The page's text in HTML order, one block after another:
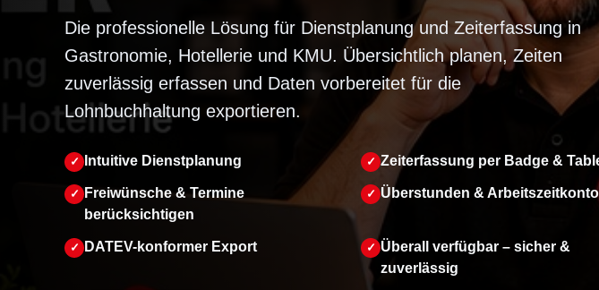
Die professionelle Lösung für Dienstplanung und Zeiterfassung in
Gastronomie, Hotellerie und KMU. Übersichtlich planen, Zeiten
zuverlässig erfassen und Daten vorbereitet für die
Lohnbuchhaltung exportieren.
Intuitive Dienstplanung Zeiterfassung per Badge &
Freiwünsche & Termine
berücksichtigen
Überstunden & Arbeitszeitkonto
DATEV-konformer Export
Überall verfügbar – sicher &
zuverlässig